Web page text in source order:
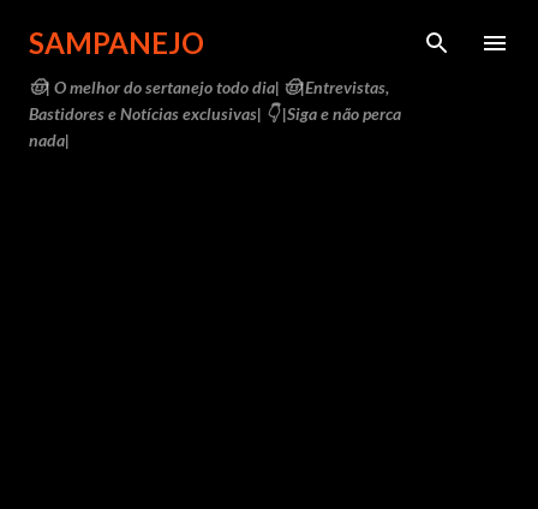
Pular para o conteúdo principal
SAMPANEJO
🤠| O melhor do sertanejo todo dia| 🤠|Entrevistas,
Bastidores e Notícias exclusivas| 👇 |Siga e não perca
nada|